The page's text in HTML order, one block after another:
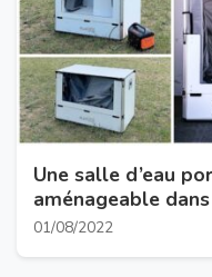
Une salle d’eau
aménageable
01/08/2022